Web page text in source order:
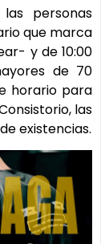
personas
que marca
y de 10:00
de 70
horario para
las
existencias.